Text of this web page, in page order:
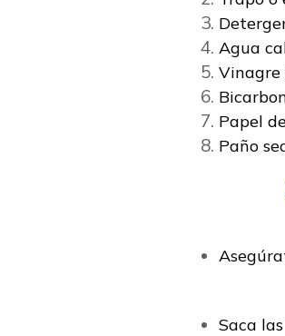
Agua
Vinagre
Papel
Paño
Saca